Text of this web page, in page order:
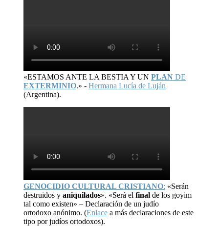
«ESTAMOS ANTE LA BESTIA Y UN PLAN DE
EXTERMINIO.» - Hermana Lucía de Luján
(Argentina).
GENOCIDIO CULTURAL CRISTIANO: «Serán
destruidos y aniquilados». «Será el final de los goyim
tal como existen» – Declaración de un judío
ortodoxo anónimo. (Enlace a más declaraciones de este
tipo por judíos ortodoxos).